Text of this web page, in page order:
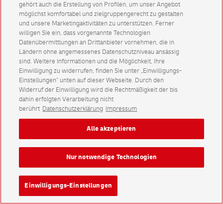
gehört auch die Erstellung von Profilen, um unser Angebot
möglichst komfortabel und zielgruppengerecht zu gestalten
und unsere Marketingaktivitäten zu unterstützen. Ferner
willigen Sie ein, dass vorgenannte Technologien
Datenübermittlungen an Drittanbieter vornehmen, die in
Ländern ohne angemessenes Datenschutzniveau ansässig
sind. Weitere Informationen und die Möglichkeit, Ihre
Einwilligung zu widerrufen, finden Sie unter „Einwilligungs-
Einstellungen“ unten auf dieser Webseite. Durch den
Widerruf der Einwilligung wird die Rechtmäßigkeit der bis
dahin erfolgten Verarbeitung nicht
berührt Datenschutzerklärung Impressum
Einwilligungs-Einstellungen
Nur notwendige Technologien
Alle akzeptieren